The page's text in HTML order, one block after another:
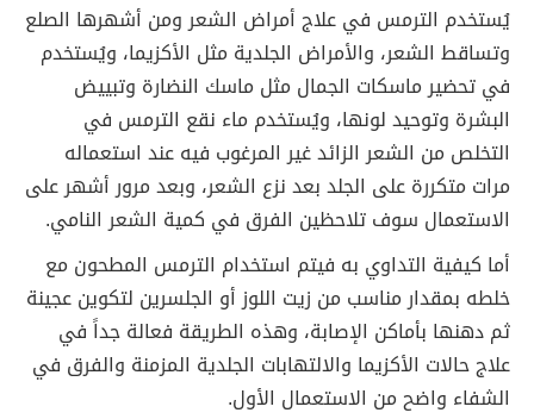
يُستخدم الترمس في علاج أمراض الشعر ومن أشهرها الصلع
وتساقط الشعر، والأمراض الجلدية مثل الأكزيما، ويُستخدم
في تحضير ماسكات الجمال مثل ماسك النضارة وتبييض
البشرة وتوحيد لونها، ويُستخدم ماء نقع الترمس في
التخلص من الشعر الزائد غير المرغوب فيه عند استعماله
مرات متكررة على الجلد بعد نزع الشعر، وبعد مرور أشهر على
الاستعمال سوف تلاحظين الفرق في كمية الشعر النامي.
أما كيفية التداوي به فيتم استخدام الترمس المطحون مع
خلطه بمقدار مناسب من زيت اللوز أو الجلسرين لتكوين عجينة
ثم دهنها بأماكن الإصابة، وهذه الطريقة فعالة جداً في
علاج حالات الأكزيما والالتهابات الجلدية المزمنة والفرق في
الشفاء واضح من الاستعمال الأول.